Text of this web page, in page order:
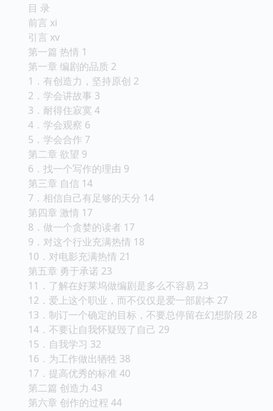
目 录
前言 xi
引言 xv
第一篇 热情 1
第一章 编剧的品质 2
1．有创造力，坚持原创 2
2．学会讲故事 3
3．耐得住寂寞 4
4．学会观察 6
5．学会合作 7
第二章 欲望 9
6．找一个写作的理由 9
第三章 自信 14
7．相信自己有足够的天分 14
第四章 激情 17
8．做一个贪婪的读者 17
9．对这个行业充满热情 18
10．对电影充满热情 21
第五章 勇于承诺 23
11．了解在好莱坞做编剧是多么不容易 23
12．爱上这个职业，而不仅仅是爱一部剧本 27
13．制订一个确定的目标，不要总停留在幻想阶段 28
14．不要让自我怀疑毁了自己 29
15．自我学习 32
16．为工作做出牺牲 38
17．提高优秀的标准 40
第二篇 创造力 43
第六章 创作的过程 44